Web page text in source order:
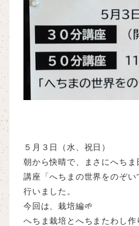
５月３日（水、祝日）
朝から快晴で、まさにへち
講座「へちまの世界をのぞ
行いました。
今回は、栽培編🌱
へちま栽培とへちまたわし作